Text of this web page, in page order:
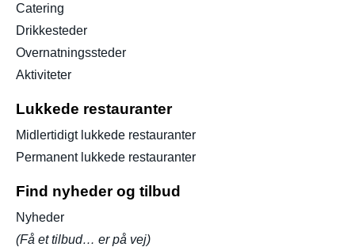
Catering
Drikkesteder
Overnatningssteder
Aktiviteter
Lukkede restauranter
Midlertidigt lukkede restauranter
Permanent lukkede restauranter
Find nyheder og tilbud
Nyheder
(Få et tilbud… er på vej)